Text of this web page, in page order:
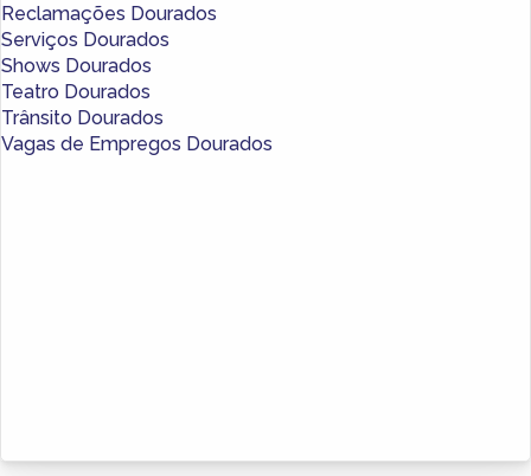
Reclamações Dourados
Serviços Dourados
Shows Dourados
Teatro Dourados
Trânsito Dourados
Vagas de Empregos Dourados